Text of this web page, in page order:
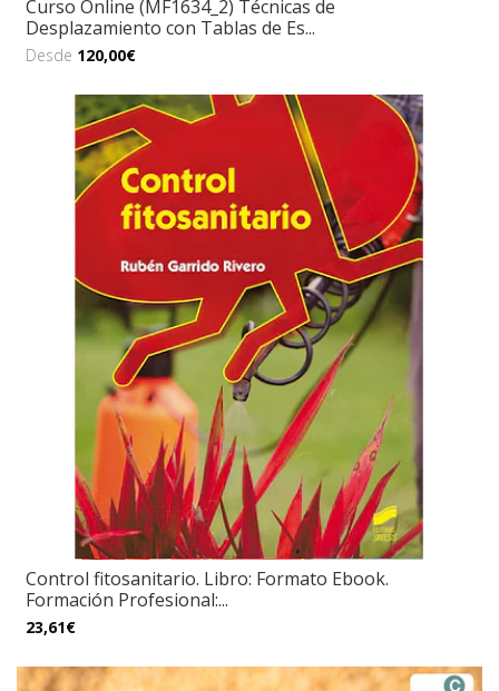
Curso Online (MF1634_2) Técnicas de
Desplazamiento con Tablas de Es...
Desde 120,00€
Control fitosanitario. Libro: Formato Ebook.
Formación Profesional:...
23,61€